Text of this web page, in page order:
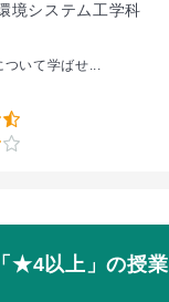
境システム工学科
ついて学ばせ...
★4以上」の授業